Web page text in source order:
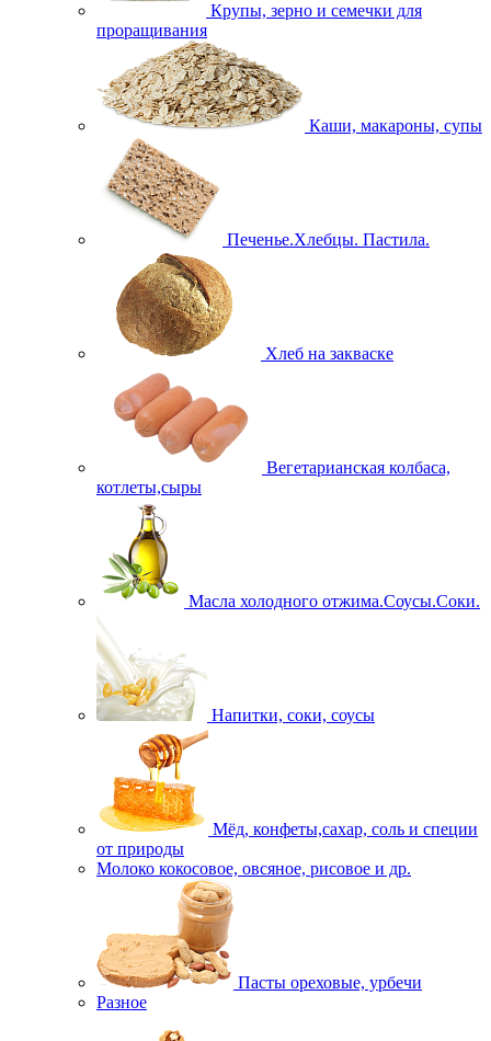
Крупы, зерно и семечки для
проращивания
Каши, макароны, супы
Печенье.Хлебцы. Пастила.
Хлеб на закваске
Вегетарианская колбаса,
котлеты,сыры
Масла холодного отжима.Соусы.Соки.
Напитки, соки, соусы
Мёд, конфеты,сахар, соль и специи
от природы
Молоко кокосовое, овсяное, рисовое и др.
Пасты ореховые, урбечи
Разное